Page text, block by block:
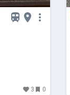
3 0